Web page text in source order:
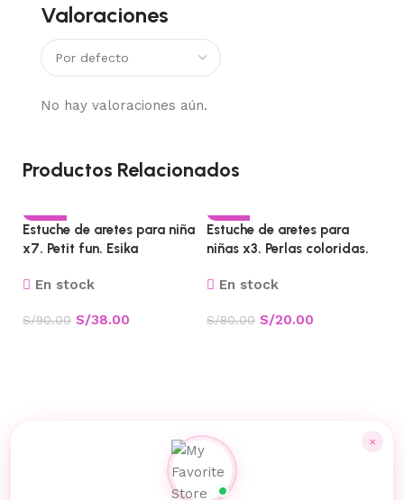
Valoraciones
No hay valoraciones aún.
Productos Relacionados
-58%
Estuche de aretes para niña
x7. Petit fun. Esika
En stock
S/90.00 S/38.00
-75%
Estuche de aretes para
niñas x3. Perlas coloridas.
En stock
S/80.00 S/20.00
×